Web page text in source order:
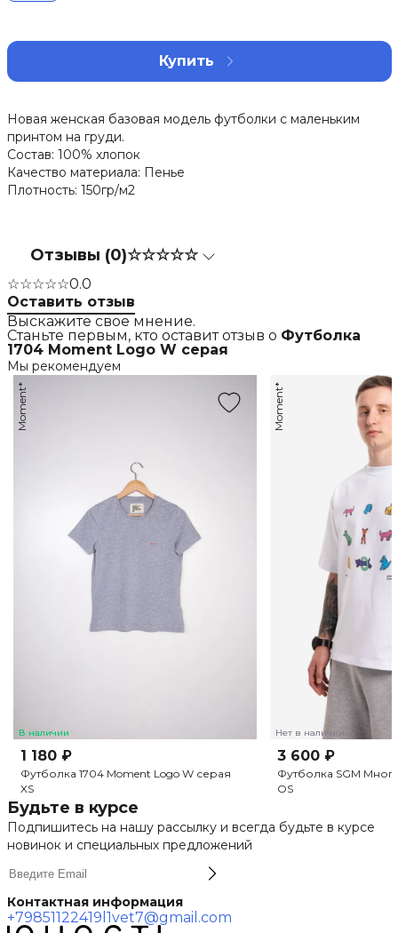
Купить
Новая женская базовая модель футболки с маленьким
принтом на груди.
Состав: 100% хлопок
Качество материала: Пенье
Плотность: 150гр/м2
Отзывы (0)☆☆☆☆☆
☆☆☆☆☆0.0
Оставить отзыв
Выскажите свое мнение.
Станьте первым, кто оставит отзыв о Футболка
1704 Moment Logo W серая
Мы рекомендуем
В наличии
Moment*
1 180 ₽
Футболка 1704 Moment Logo W серая
XS
Нет в наличии
Moment*
3 600 ₽
Футболка SGM
OS
Будьте в курсе
Подпишитесь на нашу рассылку и всегда будьте в курсе
новинок и специальных предложений
Контактная информация
+79851122419 l1vet7@gmail.com